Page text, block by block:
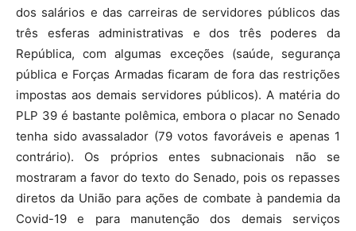
dos salários e das carreiras de servidores públicos das
três esferas administrativas e dos três poderes da
República, com algumas exceções (saúde, segurança
pública e Forças Armadas ficaram de fora das restrições
impostas aos demais servidores públicos). A matéria do
PLP 39 é bastante polêmica, embora o placar no Senado
tenha sido avassalador (79 votos favoráveis e apenas 1
contrário). Os próprios entes subnacionais não se
mostraram a favor do texto do Senado, pois os repasses
diretos da União para ações de combate à pandemia da
Covid-19 e para manutenção dos demais serviços